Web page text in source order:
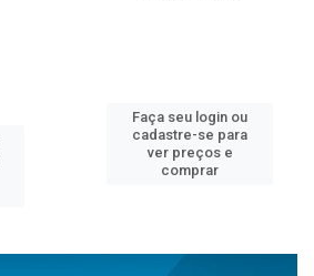
Faça seu login ou
cadastre-se para
ver preços e
comprar